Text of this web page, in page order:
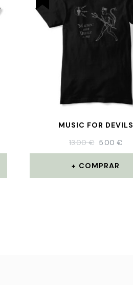
MUSIC FOR DEVILS
13.00€ 5.00€
COMPRAR